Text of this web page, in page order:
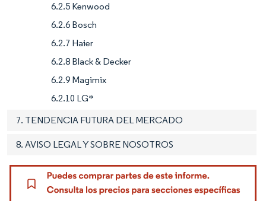
6.2.5 Kenwood
6.2.6 Bosch
6.2.7 Haier
6.2.8 Black & Decker
6.2.9 Magimix
6.2.10 LG*
7. TENDENCIA FUTURA DEL MERCADO
8. AVISO LEGAL Y SOBRE NOSOTROS